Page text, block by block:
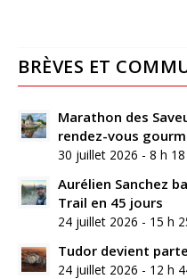
BRÈVES ET
Marathon des
rendez-vous
30 juillet 2026 - 8 h
Aurélien Sanchez
Trail en 45 jours
24 juillet 2026 - 15 h
Tudor devient
24 juillet 2026 - 12 h